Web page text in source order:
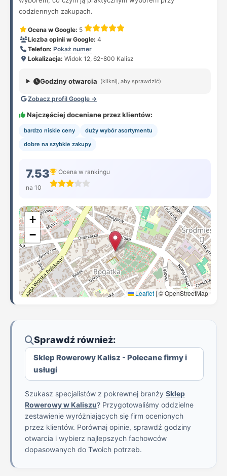
codziennych zakupach.
Ocena w Google: 5
Liczba opinii w Google: 4
Telefon: Pokaż numer
Lokalizacja: Widok 12, 62-800 Kalisz
Godziny otwarcia (kliknij, aby sprawdzić)
Zobacz profil Google →
Najczęściej doceniane przez klientów:
bardzo niskie ceny
duży wybór asortymentu
dobre na szybkie zakupy
7.53
na 10
Ocena w rankingu
+
−
Leaflet | © OpenStreetMap
Sprawdź również:
Sklep Rowerowy Kalisz - Polecane firmy i
usługi
Szukasz specjalistów z pokrewnej branży Sklep
Rowerowy w Kaliszu? Przygotowaliśmy oddzielne
zestawienie wyróżniających się firm ocenionych
przez klientów. Porównaj opinie, sprawdź godziny
otwarcia i wybierz najlepszych fachowców
dopasowanych do Twoich potrzeb.